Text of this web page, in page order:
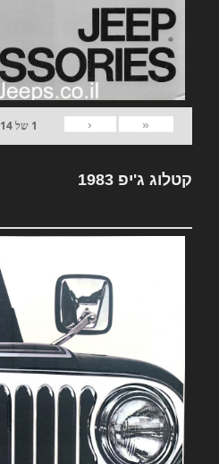
«
‹
1 של14
קטלוג ג'יפ 1983